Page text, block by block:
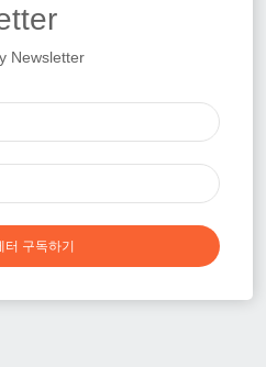
Newsletter
터 구독하기